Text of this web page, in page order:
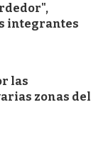
integrantes
las
zonas del